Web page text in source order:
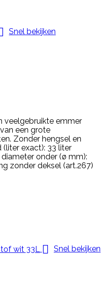
Snel bekijken
veelgebruikte emmer
een grote
Zonder hengsel en
(liter exact): 33 liter
onder (ø mm):
zonder deksel (art.267)
 Snel bekijken